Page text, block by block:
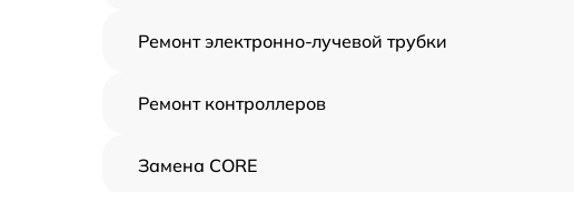
Ремонт электронно-лучевой трубки
Ремонт контроллеров
Замена CORE